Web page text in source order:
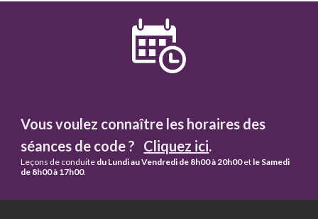
Vous voulez connaître les horaires des
séances de code ? Cliquez ici.
Leçons de conduite du Lundi au Vendredi de 8h00 à 20h00et le Samedi
de 8h00 à 17h00.